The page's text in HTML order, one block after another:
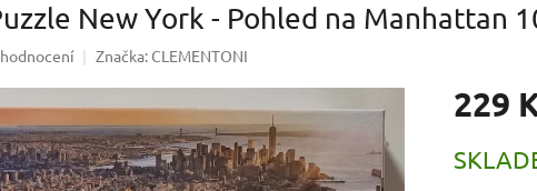
New York - Pohled na Manhattan
Značka: CLEMENTONI
229
cena: